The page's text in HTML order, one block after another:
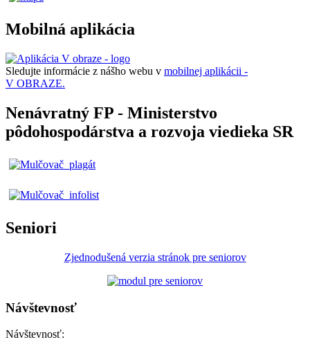
Mobilná aplikácia
Sledujte informácie z nášho webu v mobilnej aplikácii -
V OBRAZE.
Nenávratný FP - Ministerstvo
pôdohospodárstva a rozvoja viedieka SR
Seniori
Zjednodušená verzia stránok pre seniorov
Návštevnosť
Návštevnosť: